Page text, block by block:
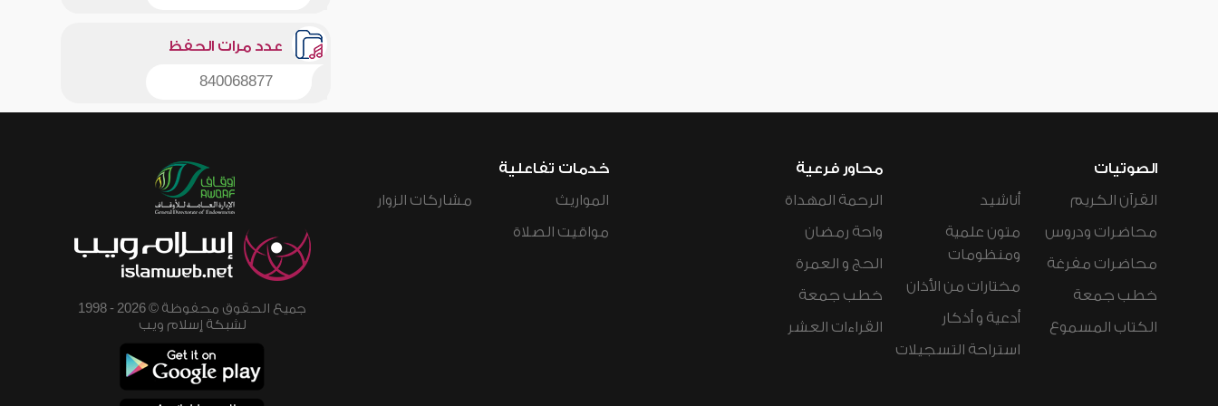
عدد مرات الحفظ
840068877
الصوتيات
القرآن الكريم
محاضرات ودروس
محاضرات مفرغة
خطب جمعة
الكتاب المسموع
أناشيد
متون علمية
ومنظومات
مختارات من الأذان
أدعية و أذكار
استراحة التسجيلات
محاور فرعية
الرحمة المهداة
واحة رمضان
الحج و العمرة
خطب جمعة
القراءات العشر
خدمات تفاعلية
المواريث
مواقيت الصلاة
مشاركات الزوار
جميع الحقوق محفوظة © 2026 - 1998
لشبكة إسلام ويب